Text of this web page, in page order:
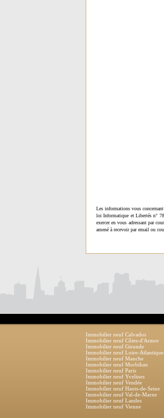
Les informations vous
loi Informatique et Libertés n°
exercer en vous adressant par
amené à recevoir par email ou
Immobilier neuf Calvados
Immobilier neuf Côtes-d'Armor
Immobilier neuf Gironde
Immobilier neuf Loire-Atlantique
Immobilier neuf Manche
Immobilier neuf Morbihan
Immobilier neuf Paris
Immobilier neuf Yvelines
Immobilier neuf Vendée
Immobilier neuf Hauts-de-Seine
Immobilier neuf Val-de-Marne
Immobilier neuf Landes
Immobilier neuf Vienne